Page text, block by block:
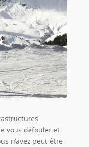
vous défouler et
n’avez peut-être